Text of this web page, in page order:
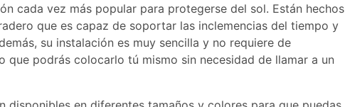
cada vez más popular para protegerse del sol. Están hechos
que es capaz de soportar las inclemencias del tiempo y
su instalación es muy sencilla y no requiere de
que podrás colocarlo tú mismo sin necesidad de llamar a un